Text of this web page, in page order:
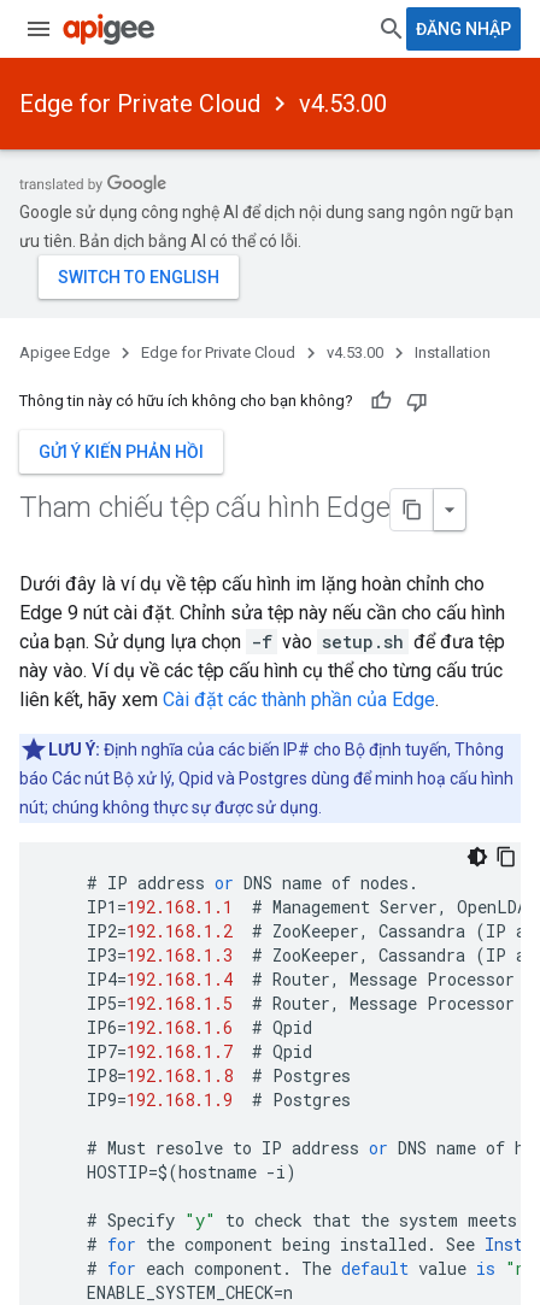
ĐĂNG NHẬP
Edge for Private Cloud v4.53.00
Google sử dụng công nghệ AI để dịch nội dung sang ngôn ngữ bạn
ưu tiên. Bản dịch bằng AI có thể có lỗi.
Apigee Edge Edge for Private Cloud v4.53.00 Installation
Thông tin này có hữu ích không cho bạn không?
GỬI Ý KIẾN PHẢN HỒI
Tham chiếu tệp cấu hình Edge
Dưới đây là ví dụ về tệp cấu hình im lặng hoàn chỉnh cho
Edge 9 nút cài đặt. Chỉnh sửa tệp này nếu cần cho cấu hình
của bạn. Sử dụng lựa chọn -f vào setup.sh để đưa tệp
này vào. Ví dụ về các tệp cấu hình cụ thể cho từng cấu trúc
liên kết, hãy xem Cài đặt các thành phần của Edge.
LƯU Ý: Định nghĩa của các biến IP# cho Bộ định tuyến, Thông
báo Các nút Bộ xử lý, Qpid và Postgres dùng để minh hoạ cấu hình
nút; chúng không thực sự được sử dụng.
# IP address or DNS name of nodes .
IP1 =192.168.1.1 # Management Server, OpenLDAP
IP2=192.168.1.2 # ZooKeeper, Cassandra (IP
IP3=192.168.1.3 # ZooKeeper, Cassandra (IP
IP4=192.168.1.4 # Router, Message Processor
IP5=192.168.1.5 # Router, Message Processor
IP6=192.168.1.6 # Qpid
IP7=192.168.1.7 # Qpid
IP8=192.168.1.8 # Postgres
IP9=192.168.1.9 # Postgres
# Must resolve to IP address or DNS name of
HOSTIP=$(hostname -i)
# Specify "y" to check that the system meets
# for the component being installed . See
# for each component. The default value is "n"
ENABLE_SYSTEM_CHECK=n